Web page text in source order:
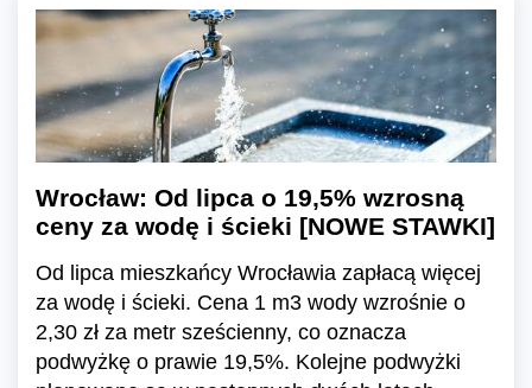
Wrocław: Od lipca o 19,5% wzrosną
ceny za wodę i ścieki [NOWE STAWKI]
Od lipca mieszkańcy Wrocławia zapłacą więcej
za wodę i ścieki. Cena 1 m3 wody wzrośnie o
2,30 zł za metr sześcienny, co oznacza
podwyżkę o prawie 19,5%. Kolejne podwyżki